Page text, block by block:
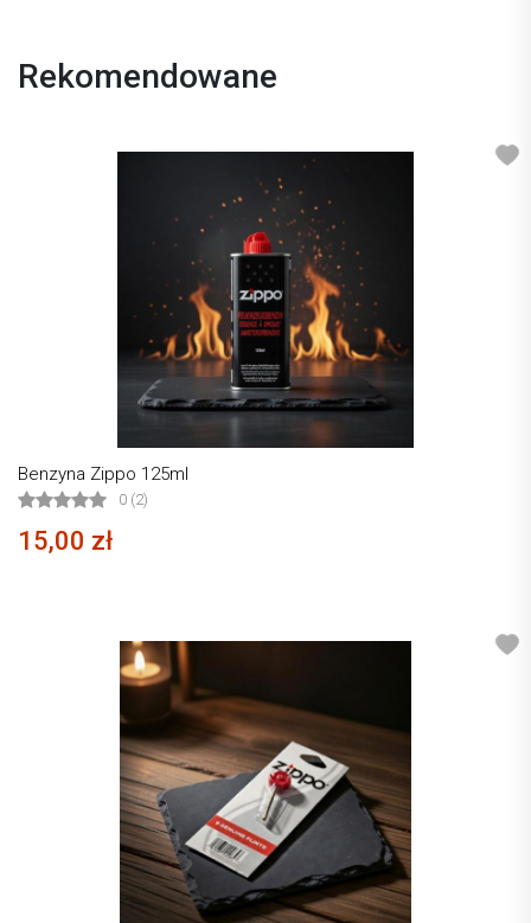
Rekomendowane
Benzyna Zippo 125ml
0 (2)
15,00 zł